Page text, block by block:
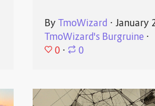
By TmoWizard ⋅ January
TmoWizard's Burgruine⋅
0 ⋅ 0